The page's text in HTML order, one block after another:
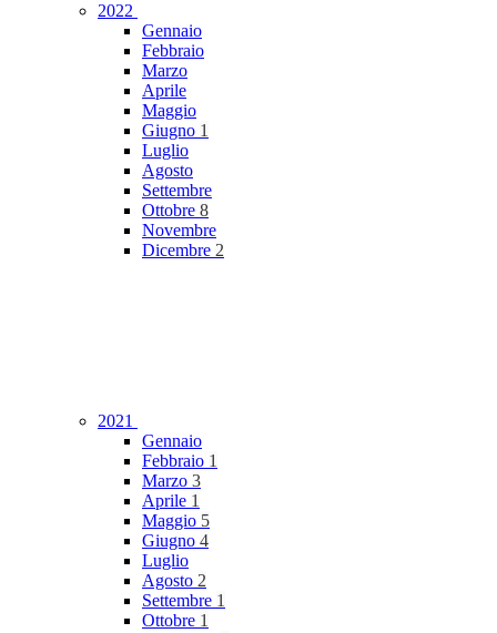
2022
Gennaio
Febbraio
Marzo
Aprile
Maggio
Giugno 1
Luglio
Agosto
Settembre
Ottobre 8
Novembre
Dicembre 2
2021
Gennaio
Febbraio 1
Marzo 3
Aprile 1
Maggio 5
Giugno 4
Luglio
Agosto 2
Settembre 1
Ottobre 1